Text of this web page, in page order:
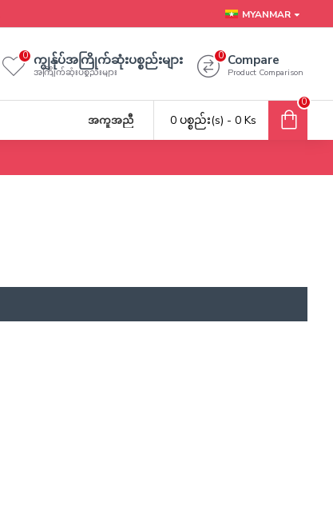
MYANMAR
ကျွန်ုပ်အကြိုက်ဆုံးပစ္စည်းများ
အကြိုက်ဆုံးပစ္စည်းများ
0 Compare
Product Comparison
0
အကူအညီ 0 ပစ္စည်း(s) - 0 Ks
0